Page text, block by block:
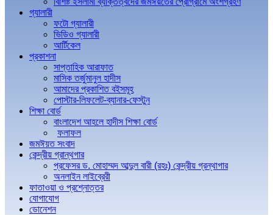
গ্যালারী
ফটো গ্যালারী
ভিডিও গ্যালারী
আর্টিকেল
প্রকাশনা
সাপ্তাহিক আরাফাত
মাসিক তর্জুমানুল হাদীস
আমাদের প্রকাশিত বইসমূহ
পোস্টার-লিফলেট-ব্যানার-ফেস্টুন
শিক্ষা বোর্ড
বাংলাদেশ আহলে হাদীস শিক্ষা বোর্ড
ফলাফল
জমঈয়ত সংবাদ
কেন্দ্রীয় গ্রান্থগার
প্রফেসর ড. মোহাম্মদ আব্দুল বারী (রহঃ) কেন্দ্রীয় গ্রন্থাগার
অনলাইন লাইব্রেরী
ফাতাওয়া ও প্রশ্নোত্তর
যোগাযোগ
ডোনেশন